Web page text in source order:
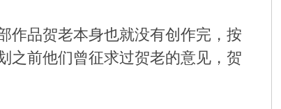
品贺老本身也就没有创作完，按
之前他们曾征求过贺老的意见，贺